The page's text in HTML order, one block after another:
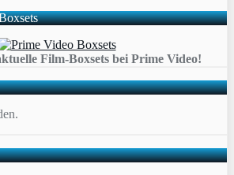
Film-Boxsets bei Prime Video!